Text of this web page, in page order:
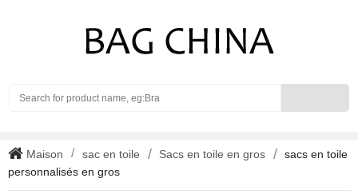
Maison sac en toile Sacs en toile en gros
sacs en toile
personnalisés en gros